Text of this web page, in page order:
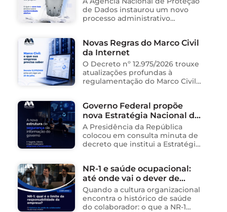
ANPD
de Dados instaurou um novo
processo administrativo
organização social responsável
pela gestão de unidades
públicas de saúde …
Novas Regras do Marco Civil
da Internet
O Decreto nº 12.975/2026 trouxe
atualizações profundas à
regulamentação do Marco Civil
operações de empresas de
tecnologia no Brasil. Para ajudar
na …
Governo Federal propõe
nova Estratégia Nacional de
Segurança da Informação e
cria sistema integrado de
governança para órgãos
A Presidência da República
colocou em consulta minuta de
decreto que institui a Estratégia
Sistema Integrado de
Segurança da Informação
(SISInfo), estabelecendo …
NR-1 e saúde ocupacional:
até onde vai o dever de
cuidado da empresa?
Quando a cultura organizacional
encontra o histórico de saúde
do colaborador: o que a NR-1